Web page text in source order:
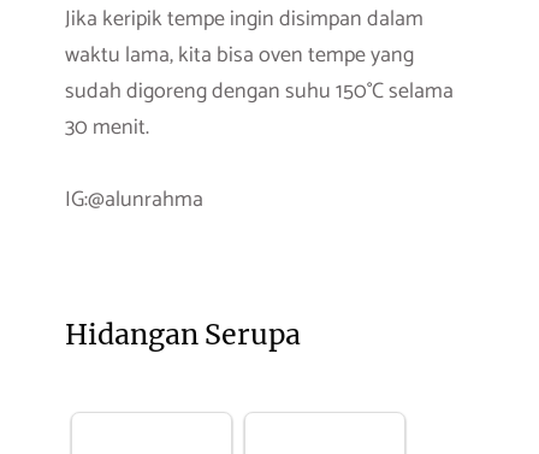
Jika keripik tempe ingin disimpan dalam
waktu lama, kita bisa oven tempe yang
sudah digoreng dengan suhu 150°C selama
30 menit.
IG:@alunrahma
Hidangan Serupa